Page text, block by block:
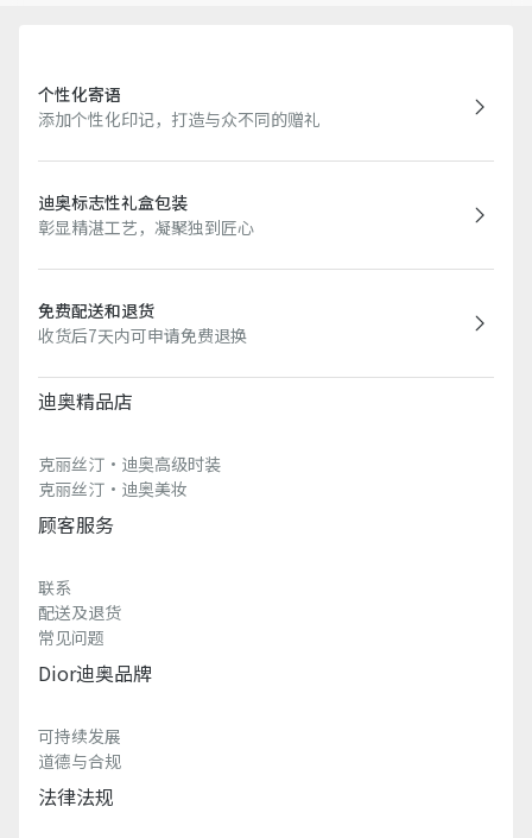
个性化寄语
添加个性化印记，打造与众不同的赠礼
迪奥标志性礼盒包装
彰显精湛工艺，凝聚独到匠心
免费配送和退货
收货后7天内可申请免费退换
迪奥精品店
克丽丝汀·迪奥高级时装
克丽丝汀·迪奥美妆
顾客服务
联系
配送及退货
常见问题
Dior迪奥品牌
可持续发展
道德与合规
法律法规